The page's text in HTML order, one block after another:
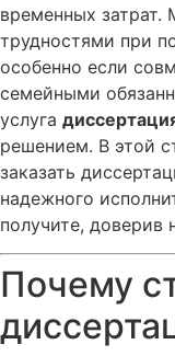
временных затрат.
трудностями при
особенно если
семейными
услуга
решением. В этой
заказать
надежного
получите, доверив
Почему